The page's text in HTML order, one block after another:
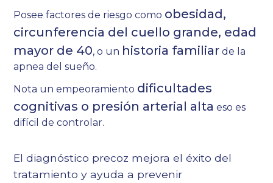
Posee factores de riesgo como obesidad,
circunferencia del cuello grande, edad
mayor de 40, o un historia familiar de la
apnea del sueño.
Nota un empeoramiento dificultades
cognitivas o presión arterial alta eso es
difícil de controlar.
El diagnóstico precoz mejora el éxito del
tratamiento y ayuda a prevenir